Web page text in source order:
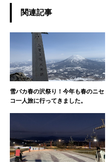
関連記事
雪バカ春の沢祭り！今年も春のニセ
コ一人旅に行ってきました。